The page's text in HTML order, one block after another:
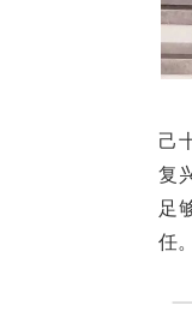
己
复
足
任